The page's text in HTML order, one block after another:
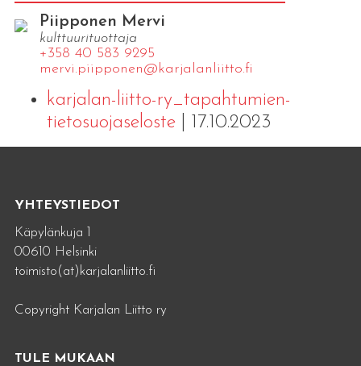
Piipponen Mervi
kulttuurituottaja
+358 40 583 9295
mervi.​piipponen@​kar​jala​nlii​tto.​fi
karjalan-liitto-ry_tapahtumien-
tietosuojaseloste| 17.10.2023
YHTEYSTIEDOT
Käpylänkuja 1
00610 Helsinki
toimisto(at)karjalanliitto.fi
Copyright Karjalan Liitto ry
TULE MUKAAN